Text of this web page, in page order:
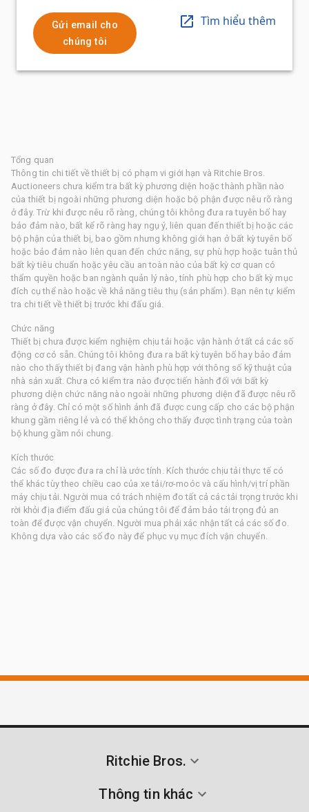
Gửi email cho
chúng tôi
Tìm hiểu thêm
Tổng quan
Thông tin chi tiết về thiết bị có phạm vi giới hạn và Ritchie Bros.
Auctioneers chưa kiểm tra bất kỳ phương diện hoặc thành phần nào
của thiết bị ngoài những phương diện hoặc bộ phận được nêu rõ ràng
ở đây. Trừ khi được nêu rõ ràng, chúng tôi không đưa ra tuyên bố hay
bảo đảm nào, bất kể rõ ràng hay ngụ ý, liên quan đến thiết bị hoặc các
bộ phận của thiết bị, bao gồm nhưng không giới hạn ở bất kỳ tuyên bố
hoặc bảo đảm nào liên quan đến chức năng, sự phù hợp hoặc tuân thủ
bất kỳ tiêu chuẩn hoặc yêu cầu an toàn nào của bất kỳ cơ quan có
thẩm quyền hoặc ban ngành quản lý nào, tính phù hợp cho bất kỳ mục
đích cụ thể nào hoặc về khả năng tiêu thụ (sản phẩm). Bạn nên tự kiểm
tra chi tiết về thiết bị trước khi đấu giá.
Chức năng
Thiết bị chưa được kiểm nghiệm chịu tải hoặc vận hành ở tất cả các số
động cơ có sẵn. Chúng tôi không đưa ra bất kỳ tuyên bố hay bảo đảm
nào cho thấy thiết bị đang vận hành phù hợp với thông số kỹ thuật của
nhà sản xuất. Chưa có kiểm tra nào được tiến hành đối với bất kỳ
phương diện chức năng nào ngoài những phương diện đã được nêu rõ
ràng ở đây. Chỉ có một số hình ảnh đã được cung cấp cho các bộ phận
khung gầm riêng lẻ và có thể không cho thấy được tình trạng của toàn
bộ khung gầm nói chung.
Kích thước
Các số đo được đưa ra chỉ là ước tính. Kích thước chịu tải thực tế có
thể khác tùy theo chiều cao của xe tải/rơ-moóc và cấu hình/vị trí phần
máy chịu tải. Người mua có trách nhiệm đo tất cả các tải trọng trước khi
rời khỏi địa điểm đấu giá của chúng tôi để đảm bảo tải trọng đủ an
toàn để được vận chuyển. Người mua phải xác nhận tất cả các số đo.
Không dựa vào các số đo này để phục vụ mục đích vận chuyển.
Ritchie Bros.
Thông tin khác